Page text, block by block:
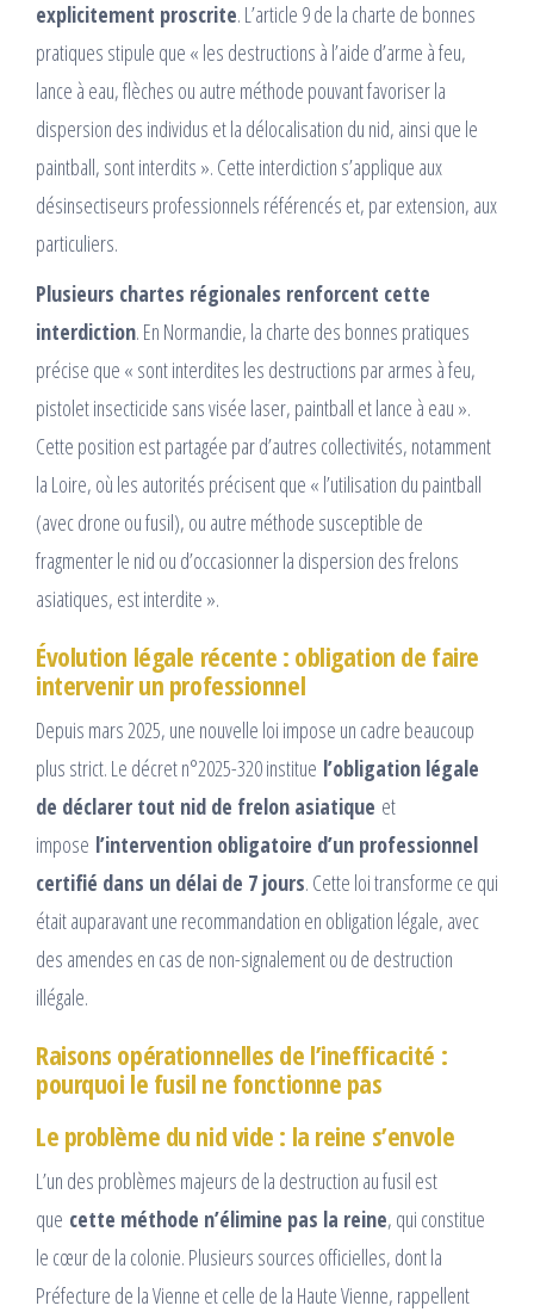
explicitement proscrite. L’article 9 de la charte de bonnes
pratiques stipule que « les destructions à l’aide d’arme à feu,
lance à eau, flèches ou autre méthode pouvant favoriser la
dispersion des individus et la délocalisation du nid, ainsi que le
paintball, sont interdits ». Cette interdiction s’applique aux
désinsectiseurs professionnels référencés et, par extension, aux
particuliers.​
Plusieurs chartes régionales renforcent cette
interdiction. En Normandie, la charte des bonnes pratiques
précise que « sont interdites les destructions par armes à feu,
pistolet insecticide sans visée laser, paintball et lance à eau ».
Cette position est partagée par d’autres collectivités, notamment
la Loire, où les autorités précisent que « l’utilisation du paintball
(avec drone ou fusil), ou autre méthode susceptible de
fragmenter le nid ou d’occasionner la dispersion des frelons
asiatiques, est interdite ».​
Évolution légale récente : obligation de faire
intervenir un professionnel
Depuis mars 2025, une nouvelle loi impose un cadre beaucoup
plus strict. Le décret n°2025-320 institue l’obligation légale
de déclarer tout nid de frelon asiatique et
impose l’intervention obligatoire d’un professionnel
certifié dans un délai de 7 jours. Cette loi transforme ce qui
était auparavant une recommandation en obligation légale, avec
des amendes en cas de non-signalement ou de destruction
illégale.
Raisons opérationnelles de l’inefficacité :
pourquoi le fusil ne fonctionne pas
Le problème du nid vide : la reine s’envole
L’un des problèmes majeurs de la destruction au fusil est
que cette méthode n’élimine pas la reine, qui constitue
le cœur de la colonie. Plusieurs sources officielles, dont la
Préfecture de la Vienne et celle de la Haute Vienne, rappellent